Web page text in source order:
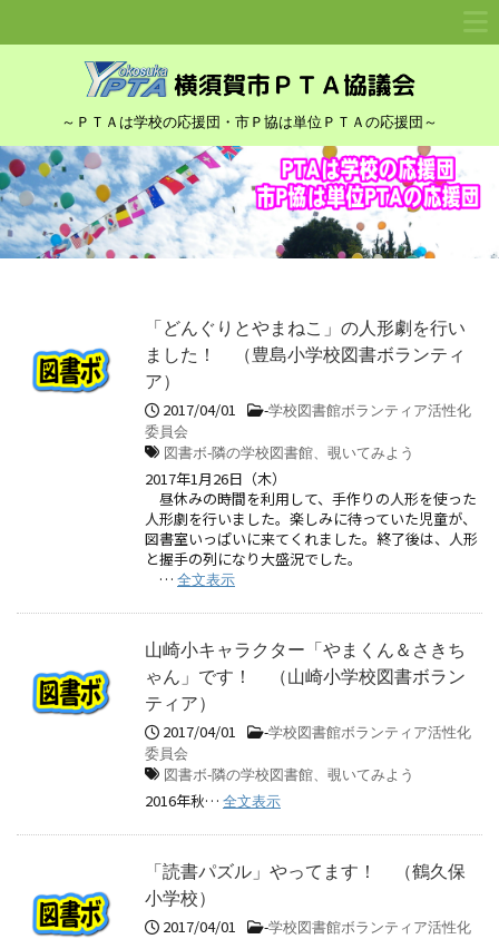
～ＰＴＡは学校の応援団・市Ｐ協は単位ＰＴＡの応援団～
「どんぐりとやまねこ」の人形劇を行い
ました！ （豊島小学校図書ボランティ
ア）
2017/04/01 -学校図書館ボランティア活性化
委員会
図書ボ-隣の学校図書館、覗いてみよう
2017年1月26日（木）
昼休みの時間を利用して、手作りの人形を使った
人形劇を行いました。楽しみに待っていた児童が、
図書室いっぱいに来てくれました。終了後は、人形
と握手の列になり大盛況でした。
… 全文表示
山崎小キャラクター「やまくん＆さきち
ゃん」です！ （山崎小学校図書ボラン
ティア）
2017/04/01 -学校図書館ボランティア活性化
委員会
図書ボ-隣の学校図書館、覗いてみよう
2016年秋… 全文表示
「読書パズル」やってます！ （鶴久保
小学校）
2017/04/01 -学校図書館ボランティア活性化